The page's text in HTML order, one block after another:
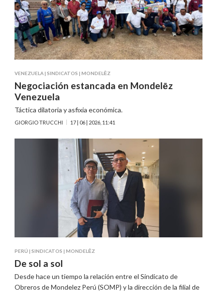
VENEZUELA| SINDICATOS | MONDELĒZ
Negociación estancada en Mondelēz
Venezuela
Táctica dilatoria y asfixia económica.
GIORGIO TRUCCHI 17 | 06 | 2026, 11:41
PERÚ | SINDICATOS | MONDELĒZ
De sol a sol
Desde hace un tiempo la relación entre el Sindicato de
Obreros de Mondelez Perú (SOMP) y la dirección de la filial de